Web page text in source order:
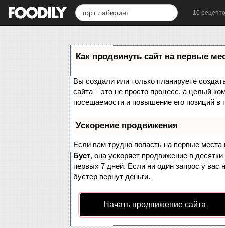
10
Как продвинуть сайт на первые
Вы создали или только планируете
сайта – это не просто процесс, а целый
посещаемости и повышение его позиций в
Ускорение продвижения
Если вам трудно попасть на первые места
Буст, она ускоряет продвижение в
первых 7 дней. Если ни один запрос у вас
бустер вернут деньги.
Начать продвижение сайта